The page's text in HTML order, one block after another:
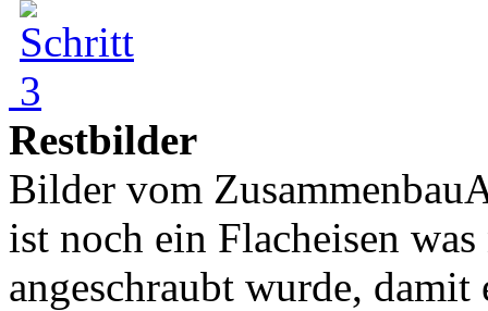
Restbilder
Bilder vom
ist noch ein Flacheisen
angeschraubt wurde,